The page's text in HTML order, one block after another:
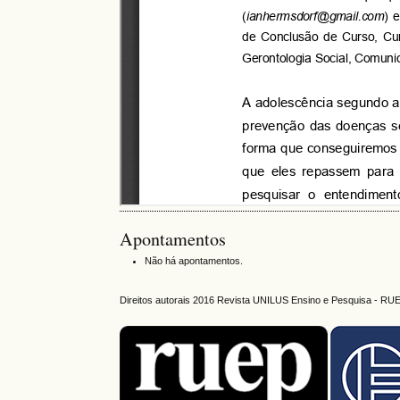
Apontamentos
Não há apontamentos.
Direitos autorais 2016 Revista UNILUS Ensino e Pesquisa -